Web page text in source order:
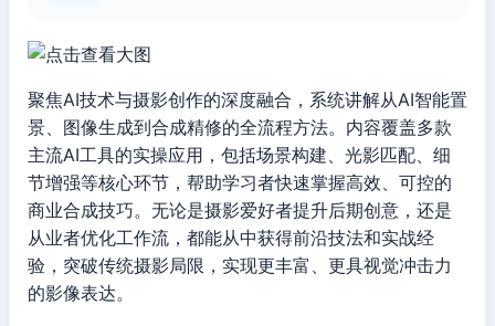
聚焦AI技术与摄影创作的深度融合，系统讲解从AI智能置
景、图像生成到合成精修的全流程方法。内容覆盖多款
主流AI工具的实操应用，包括场景构建、光影匹配、细
节增强等核心环节，帮助学习者快速掌握高效、可控的
商业合成技巧。无论是摄影爱好者提升后期创意，还是
从业者优化工作流，都能从中获得前沿技法和实战经
验，突破传统摄影局限，实现更丰富、更具视觉冲击力
的影像表达。